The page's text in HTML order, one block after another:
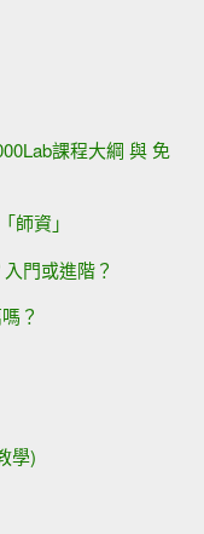
課程大綱 與 免
師資」
門或進階？
？
學)